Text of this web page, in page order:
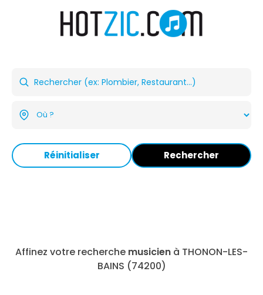
Réinitialiser Rechercher
Affinez votre recherche musicien à THONON-LES-
BAINS (74200)